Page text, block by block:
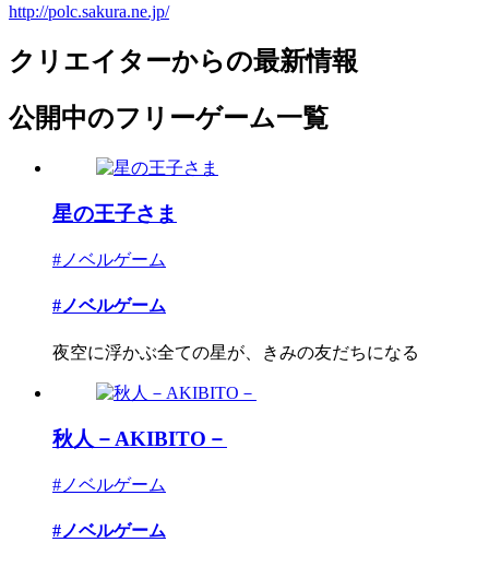
http://polc.sakura.ne.jp/
クリエイターからの最新情報
公開中のフリーゲーム一覧
星の王子さま
#ノベルゲーム
#ノベルゲーム
夜空に浮かぶ全ての星が、きみの友だちになる
秋人－AKIBITO－
#ノベルゲーム
#ノベルゲーム